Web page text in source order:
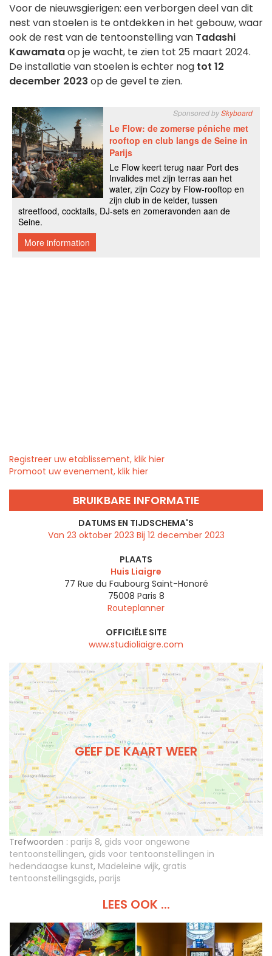
Voor de nieuwsgierigen: een verborgen deel van dit
nest van stoelen is te ontdekken in het gebouw, waar
ook de rest van de tentoonstelling van Tadashi
Kawamataop je wacht, te zien tot 25 maart 2024.
De installatie van stoelen is echter nog tot 12
december 2023 op de gevel te zien.
Registreer uw etablissement, klik hier
Promoot uw evenement, klik hier
BRUIKBARE INFORMATIE
DATUMS EN TIJDSCHEMA'S
Van 23 oktober 2023 Bij 12 december 2023
PLAATS
Huis Liaigre
77 Rue du Faubourg Saint-Honoré
75008 Paris 8
Routeplanner
OFFICIËLE SITE
www.studioliaigre.com
GEEF DE KAART WEER
Trefwoorden : parijs 8, gids voor ongewone
tentoonstellingen, gids voor tentoonstellingen in
hedendaagse kunst, Madeleine wijk, gratis
tentoonstellingsgids, parijs
LEES OOK ...